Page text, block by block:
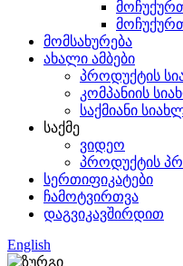
მომსახურება
ახალი ამბები
პროდუქტის
კომპანიის
საქმიანი
საქმე
ვიდეო
პროდუქტის
სერთიფიკატები
ჩამოტვირთვა
დაგვიკავშირდით
English